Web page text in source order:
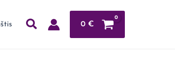
0 €